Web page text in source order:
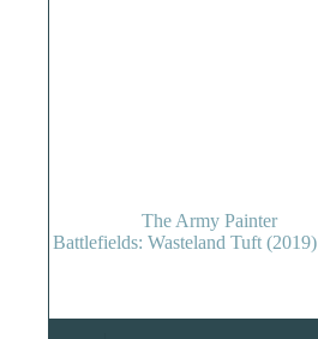
The Army Painter
Battlefields: Wasteland Tuft (2019)